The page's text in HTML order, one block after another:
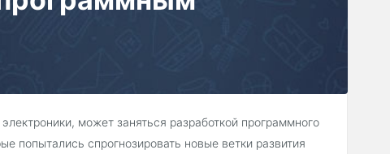
может заняться разработкой программного
попытались спрогнозировать новые ветки развития